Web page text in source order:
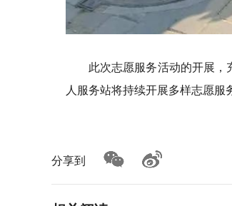
此次志愿服务活动的开展
人服务站将持续开展多样志愿服
分享到